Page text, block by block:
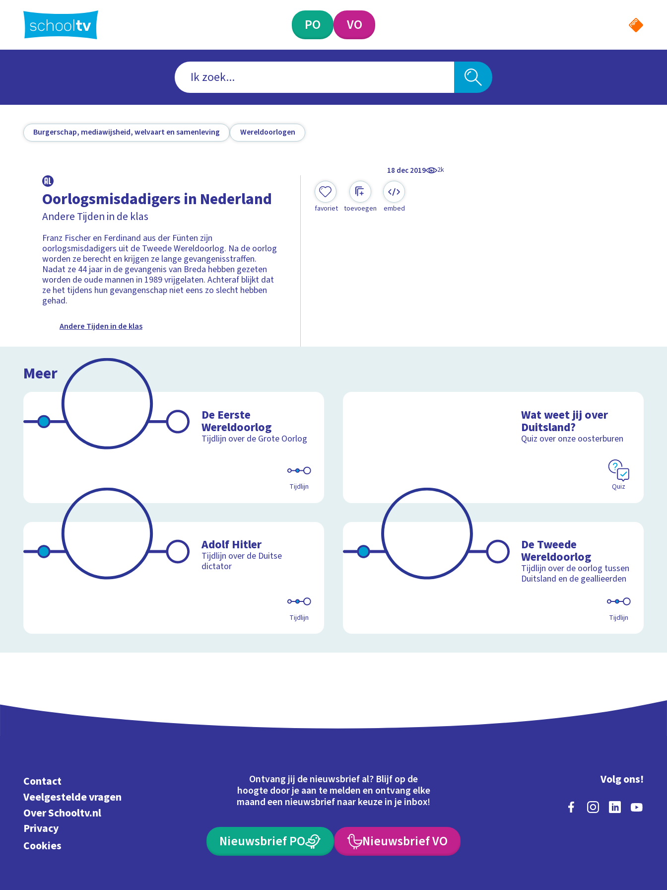
hoofdinhoud
PO VO
Burgerschap, mediawijsheid, welvaart en samenleving Wereldoorlogen
18 dec 2019 2k
Oorlogsmisdadigers in Nederland
Andere Tijden in de klas
Franz Fischer en Ferdinand aus der Fünten zijn
oorlogsmisdadigers uit de Tweede Wereldoorlog. Na de oorlog
worden ze berecht en krijgen ze lange gevangenisstraffen.
Nadat ze 44 jaar in de gevangenis van Breda hebben gezeten
worden de oude mannen in 1989 vrijgelaten. Achteraf blijkt dat
ze het tijdens hun gevangenschap niet eens zo slecht hebben
gehad.
Andere Tijden in de klas
favoriet toevoegen embed
Meer
De Eerste
Wereldoorlog
Tijdlijn over de Grote Oorlog
Tijdlijn
Wat weet jij over
Duitsland?
Quiz over onze oosterburen
Quiz
Adolf Hitler
Tijdlijn over de Duitse
dictator
Tijdlijn
De Tweede
Wereldoorlog
Tijdlijn over de oorlog tussen
Duitsland en de geallieerden
Tijdlijn
Contact
Veelgestelde vragen
Over Schooltv.nl
Privacy
Cookies
Ontvang jij de nieuwsbrief al? Blijf op de
hoogte door je aan te melden en ontvang elke
maand een nieuwsbrief naar keuze in je inbox!
Nieuwsbrief PO Nieuwsbrief VO
Volg ons!